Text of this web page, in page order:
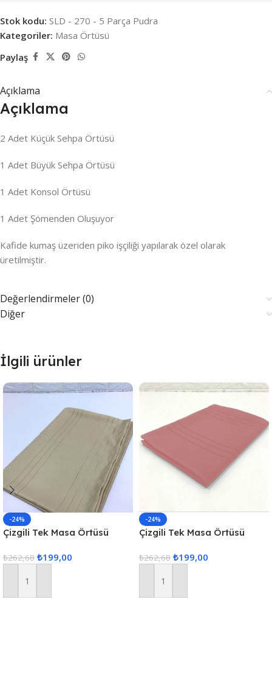
Stok kodu: SLD - 270 - 5 Parça Pudra
Kategoriler: Masa Örtüsü
Paylaş
Açıklama
Açıklama
2 Adet Küçük Sehpa Örtüsü
1 Adet Büyük Sehpa Örtüsü
1 Adet Konsol Örtüsü
1 Adet Şömenden Oluşuyor
Kafide kumaş üzeriden piko işçiliği yapılarak özel olarak
üretilmiştir.
Değerlendirmeler (0)
Diğer
İlgili ürünler
-24%
Çizgili Tek Masa Örtüsü
₺262,68 ₺199,00
Sepete Ekle
-24%
Çizgili Tek Masa Örtüsü
₺262,68 ₺199,00
Sepete Ekle